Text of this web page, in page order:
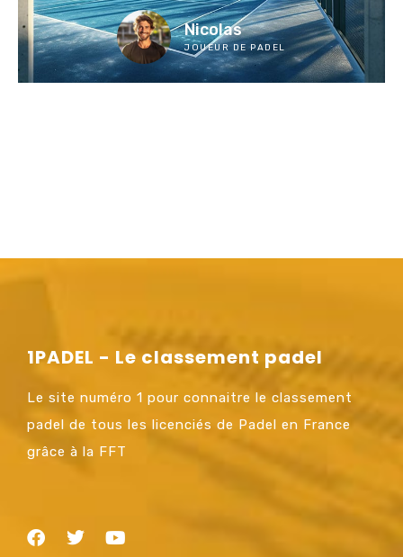
Nicolas
JOUEUR DE PADEL
1PADEL - Le classement padel
Le site numéro 1 pour connaitre le classement
padel de tous les licenciés de Padel en France
grâce à la FFT